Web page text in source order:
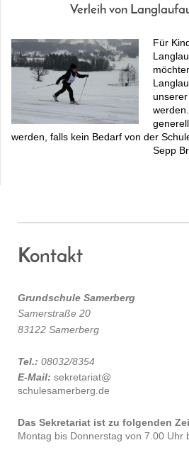
Verleih von
Für
werden, falls kein Bedarf von der
Sepp Braun
Kontakt
Grundschule Samerberg
Samerstraße 20
83122 Samerberg
Tel.: 08032/8354
E-Mail: sekretariat@
schulesamerberg.de
Das Sekretariat ist zu folgenden
Montag bis Donnerstag von 7.00 Uhr